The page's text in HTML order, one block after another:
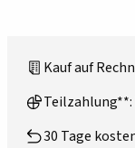
Kauf auf
30 Tage